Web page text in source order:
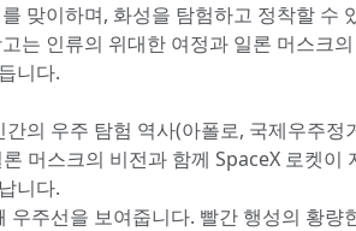
맞이하며, 화성을 탐험하고 정착할 수
는 인류의 위대한 여정과 일론 머스크
니다.
의 우주 탐험 역사(아폴로, 국제우주정
머스크의 비전과 함께 SpaceX 로켓이
니다.
우주선을 보여줍니다. 빨간 행성의 황량